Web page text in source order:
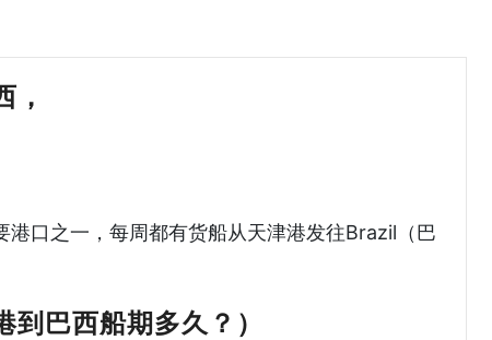
口之一，每周都有货船从天津港发往Brazil（巴
巴西船期多久？）